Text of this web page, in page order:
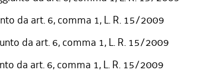
da art. 6, comma 1, L. R. 15/2009
da art. 6, comma 1, L. R. 15/2009
da art. 6, comma 1, L. R. 15/2009